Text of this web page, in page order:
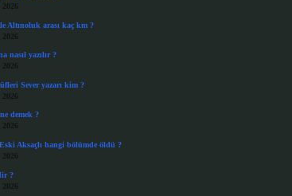
Altınoluk arası kaç km ?
nasıl yazılır ?
Sever yazarı kim ?
demek ?
Aksaçlı hangi bölümde öldü ?
?